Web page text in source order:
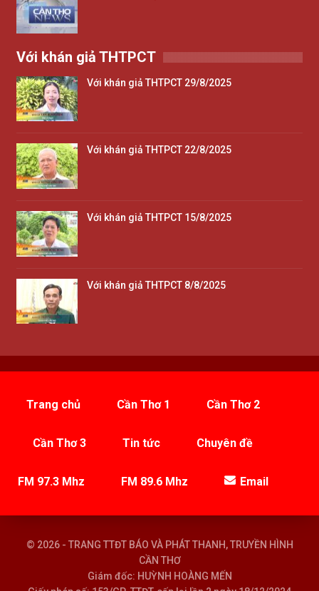
Với khán giả THTPCT
Với khán giả THTPCT 29/8/2025
Với khán giả THTPCT 22/8/2025
Với khán giả THTPCT 15/8/2025
Với khán giả THTPCT 8/8/2025
Trang chủ Cần Thơ 1 Cần Thơ 2
Cần Thơ 3 Tin tức Chuyên đề
FM 97.3 Mhz FM 89.6 Mhz Email
© 2026 - TRANG TTĐT BÁO VÀ PHÁT THANH, TRUYỀN HÌNH
CẦN THƠ
Giám đốc: HUỲNH HOÀNG MẾN